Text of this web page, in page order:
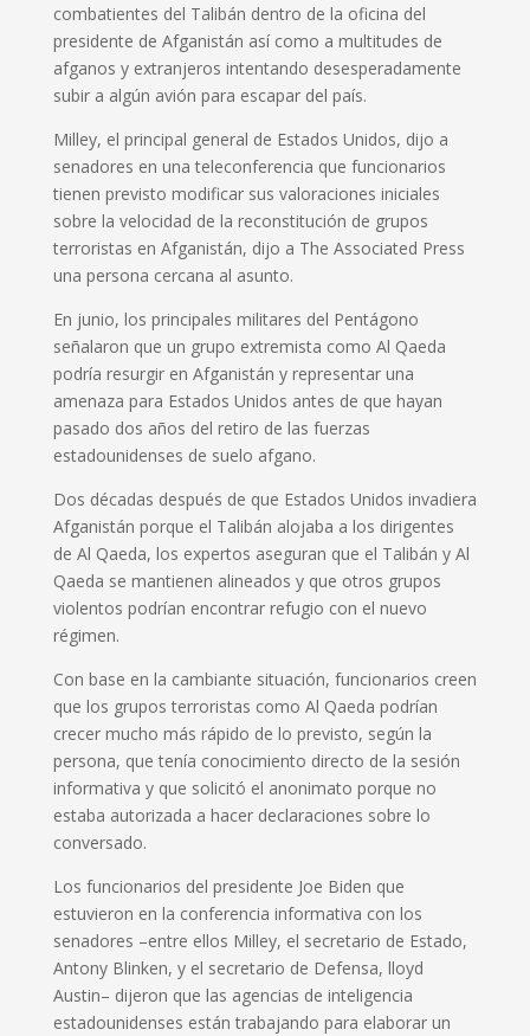
combatientes del Talibán dentro de la oficina del
presidente de Afganistán así como a multitudes de
afganos y extranjeros intentando desesperadamente
subir a algún avión para escapar del país.
Milley, el principal general de Estados Unidos, dijo a
senadores en una teleconferencia que funcionarios
tienen previsto modificar sus valoraciones iniciales
sobre la velocidad de la reconstitución de grupos
terroristas en Afganistán, dijo a The Associated Press
una persona cercana al asunto.
En junio, los principales militares del Pentágono
señalaron que un grupo extremista como Al Qaeda
podría resurgir en Afganistán y representar una
amenaza para Estados Unidos antes de que hayan
pasado dos años del retiro de las fuerzas
estadounidenses de suelo afgano.
Dos décadas después de que Estados Unidos invadiera
Afganistán porque el Talibán alojaba a los dirigentes
de Al Qaeda, los expertos aseguran que el Talibán y Al
Qaeda se mantienen alineados y que otros grupos
violentos podrían encontrar refugio con el nuevo
régimen.
Con base en la cambiante situación, funcionarios creen
que los grupos terroristas como Al Qaeda podrían
crecer mucho más rápido de lo previsto, según la
persona, que tenía conocimiento directo de la sesión
informativa y que solicitó el anonimato porque no
estaba autorizada a hacer declaraciones sobre lo
conversado.
Los funcionarios del presidente Joe Biden que
estuvieron en la conferencia informativa con los
senadores –entre ellos Milley, el secretario de Estado,
Antony Blinken, y el secretario de Defensa, lloyd
Austin– dijeron que las agencias de inteligencia
estadounidenses están trabajando para elaborar un